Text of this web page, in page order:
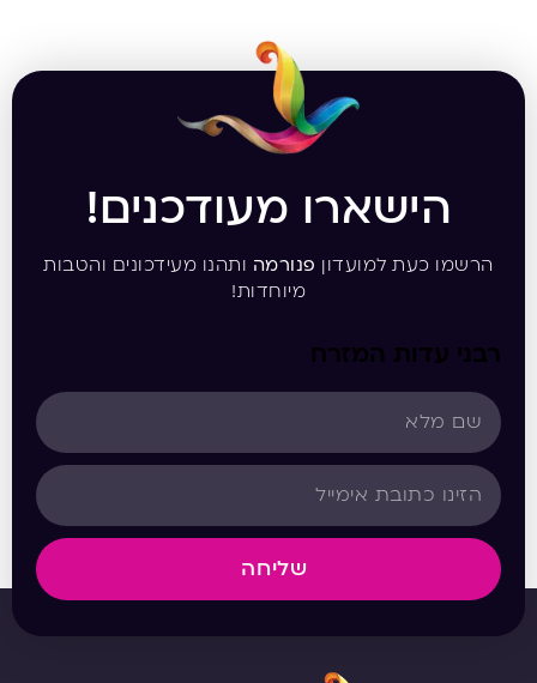
הישארו מעודכנים!
הרשמו כעת למועדון פנורמה ותהנו מעידכונים והטבות
מיוחדות!
רבני עדות המזרח
שליחה